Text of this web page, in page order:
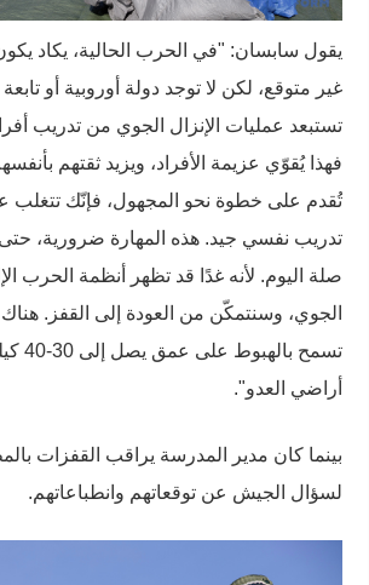
يقول سابسان: "في الحرب الحالية، يكاد
غير متوقع، لكن لا توجد دولة أوروبية أو تابعة
تستبعد عمليات الإنزال الجوي من تدريب
فهذا يُقوّي عزيمة الأفراد، ويزيد ثقتهم
تُقدم على خطوة نحو المجهول، فإنّك تتغلب
تدريب نفسي جيد. هذه المهارة ضرورية،
صلة اليوم. لأنه غدًا قد تظهر أنظمة الحرب
الجوي، وسنتمكّن من العودة إلى القفز.
تسمح
أراضي العدو".
بينما كان مدير المدرسة يراقب القفزات
لسؤال الجيش عن توقعاتهم وانطباعاتهم.